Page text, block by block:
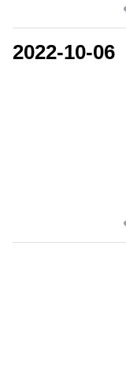
2022-10-06